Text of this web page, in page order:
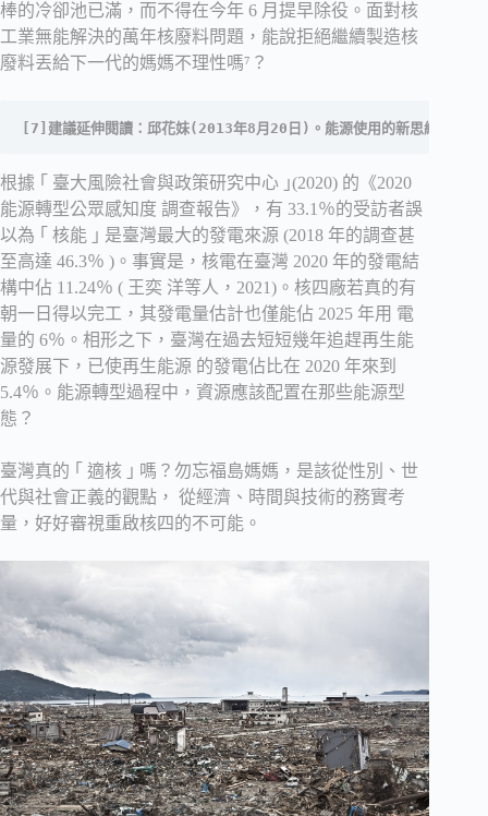
棒的冷卻池已滿，而不得在今年 6 月提早除役。面對核
工業無能解決的萬年核廢料問題，能說拒絕繼續製造核
廢料丟給下一代的媽媽不理性嗎⁷？
[7]建議延伸閱讀：邱花妹(2013年8月20日)。能源使用的新思維：小即
根據 ｢ 臺大風險社會與政策研究中心 ｣(2020) 的《2020
能源轉型公眾感知度 調查報告》，有 33.1％的受訪者誤
以為 ｢ 核能 ｣ 是臺灣最大的發電來源 (2018 年的調查甚
至高達 46.3％ )。事實是，核電在臺灣 2020 年的發電結
構中佔 11.24％ ( 王奕 洋等人，2021)。核四廠若真的有
朝一日得以完工，其發電量估計也僅能佔 2025 年用 電
量的 6％。相形之下，臺灣在過去短短幾年追趕再生能
源發展下，已使再生能源 的發電佔比在 2020 年來到
5.4％。能源轉型過程中，資源應該配置在那些能源型
態？
臺灣真的 ｢ 適核 ｣ 嗎？勿忘福島媽媽，是該從性別、世
代與社會正義的觀點， 從經濟、時間與技術的務實考
量，好好審視重啟核四的不可能。